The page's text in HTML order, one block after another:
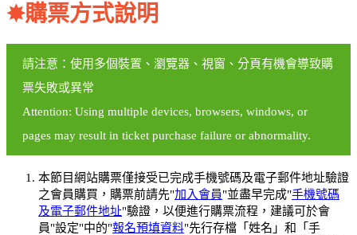
✸購票方式說明
請注意：使用多個裝置、瀏覽器、視窗、分頁有機會導致購
票失敗或異常
Attention: Using multiple devices, browsers, windows, or
pages may result in ticket purchase failure or abnormality.
本節目網站購票僅接受已完成手機號碼及電子郵件地址驗證
之會員購買，購票前請先"加入會員"並盡早完成"手機號碼
及電子郵件地址"驗證，以便進行購票流程，建議可於會
員"設定"中的"報名預填資料"先行存檔「姓名」和「手